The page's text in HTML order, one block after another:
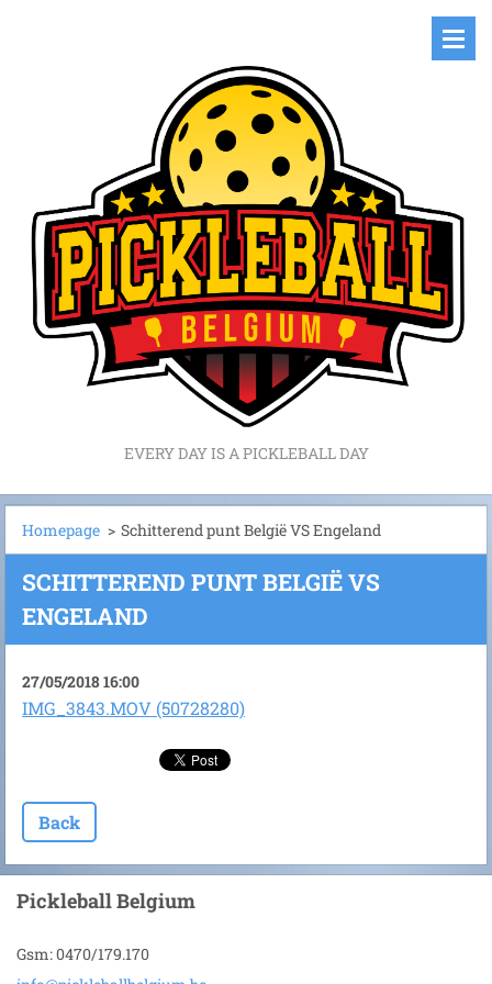
EVERY DAY IS A PICKLEBALL DAY
Homepage > Schitterend punt België VS Engeland
SCHITTEREND PUNT BELGIË VS
ENGELAND
27/05/2018 16:00
IMG_3843.MOV (50728280)
Back
Pickleball Belgium
Gsm: 0470/179.170